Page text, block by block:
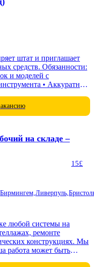
штат и приглашает
Обязанности:
и моделей с
• Аккуратное
на складе –
15£
Бирмингем, Ливерпуль,
любой системы на
ремонте
конструкциях. Мы
работа может быть